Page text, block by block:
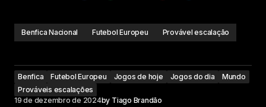
Benfica Nacional Futebol Europeu Provável escalação
Benfica Futebol Europeu Jogos de hoje Jogos do dia
Mundo
Prováveis escalações
19 de dezembro de 2024by Tiago Brandão